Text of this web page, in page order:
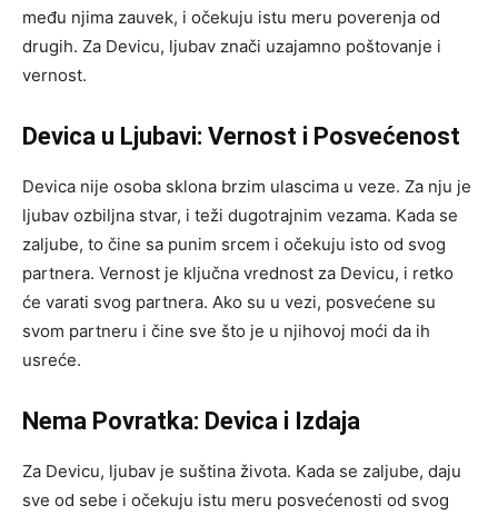
među njima zauvek, i očekuju istu meru poverenja od
drugih. Za Devicu, ljubav znači uzajamno poštovanje i
vernost.
Devica u Ljubavi: Vernost i Posvećenost
Devica nije osoba sklona brzim ulascima u veze. Za nju je
ljubav ozbiljna stvar, i teži dugotrajnim vezama. Kada se
zaljube, to čine sa punim srcem i očekuju isto od svog
partnera. Vernost je ključna vrednost za Devicu, i retko
će varati svog partnera. Ako su u vezi, posvećene su
svom partneru i čine sve što je u njihovoj moći da ih
usreće.
Nema Povratka: Devica i Izdaja
Za Devicu, ljubav je suština života. Kada se zaljube, daju
sve od sebe i očekuju istu meru posvećenosti od svog